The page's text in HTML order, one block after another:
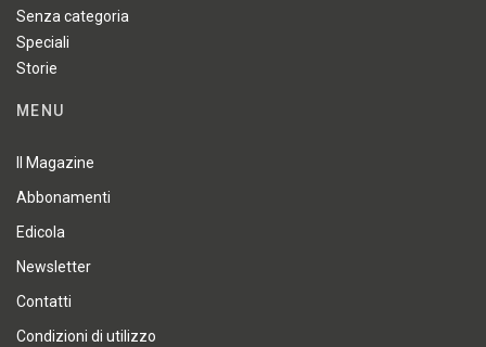
Senza categoria
Speciali
Storie
MENU
Il Magazine
Abbonamenti
Edicola
Newsletter
Contatti
Condizioni di utilizzo